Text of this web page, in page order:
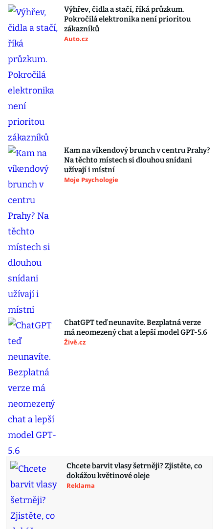
Výhřev, čidla a stačí, říká průzkum.
Pokročilá elektronika není prioritou
zákazníků
Auto.cz
Kam na víkendový brunch v centru Prahy?
Na těchto místech si dlouhou snídani
užívají i místní
Moje Psychologie
ChatGPT teď neunavíte. Bezplatná verze
má neomezený chat a lepší model GPT-5.6
Živě.cz
Chcete barvit vlasy šetrněji? Zjistěte, co
dokážou květinové oleje
Reklama